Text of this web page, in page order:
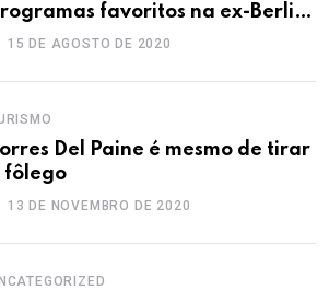
favoritos na ex-Berlim
15 DE AGOSTO DE 2020
Del Paine é mesmo de tirar
fôlego
13 DE NOVEMBRO DE 2020